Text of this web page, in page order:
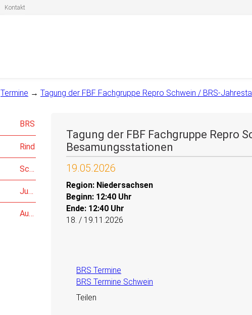
Kontakt
Termine → Tagung der FBF Fachgruppe Repro Schwein / BRS-
BRS
Rind
Schwein
Jungzüchter
Auktionen
Tagung der FBF Fachgruppe Repro
Besamungsstationen
19.05.2026
Region: Niedersachsen
Beginn: 12:40 Uhr
Ende: 12:40 Uhr
18. / 19.11.2026
BRS Termine
BRS Termine Schwein
Teilen